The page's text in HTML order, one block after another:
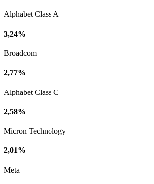
Alphabet Class A
3,24%
Broadcom
2,77%
Alphabet Class C
2,58%
Micron Technology
2,01%
Meta